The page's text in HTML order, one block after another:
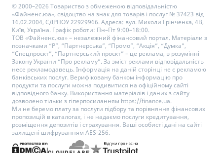
© 2000–2026 Товариство з обмеженою відповідальністю
«Файненс.юа», свідоцтво на знак для товарів і послуг № 37423 від
16.02.2004, ЄДРПОУ 22929966. Адреса: вул. Миколи Грінченка, 4В,
Київ, Україна. Графік роботи: Пн–Пт 9:00–18:00.
ТОВ «Файненс.юа» – незалежний фінансовий портал. Матеріали з
позначками “Р”, “Партнерська”, “Промо”, “Акція”, “Думка”,
“Спецпроєкт”, “Партнерський проєкт” – це реклама, в розумінні
Закону України “Про рекламу”. За зміст реклами відповідальність
несе рекламодавець. Інформація на даній сторінці не є рекламою
банківських послуг. Верифіковану банком інформацію про
продукти та послуги можна подивитися на офіційному сайті
відповідного банку. Використання матеріалів і даних з сайту
дозволено тільки з гіперпосиланням https://finance.ua.
Ми не беремо плату за послуги підбору та порівняння фінансових
пропозицій в каталогах, і не надаємо послуги кредитування,
розміщення депозитів і страхування. Ваші особисті дані на сайті
захищені шифруванням AES-256.